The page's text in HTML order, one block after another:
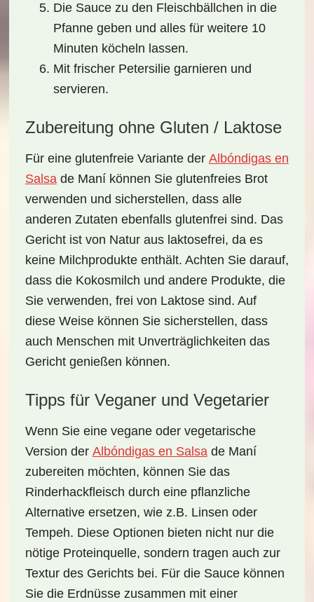
Die Sauce zu den Fleischbällchen in die
Pfanne geben und alles für weitere 10
Minuten köcheln lassen.
Mit frischer Petersilie garnieren und
servieren.
Zubereitung ohne Gluten / Laktose
Für eine glutenfreieVariante der Albóndigas en
Salsade Maní können Sie glutenfreies Brot
verwenden und sicherstellen, dass alle
anderen Zutaten ebenfalls glutenfrei sind. Das
Gericht ist von Natur aus laktosefrei, da es
keine Milchprodukte enthält. Achten Sie darauf,
dass die Kokosmilch und andere Produkte, die
Sie verwenden, frei von Laktose sind. Auf
diese Weise können Sie sicherstellen, dass
auch Menschen mit Unverträglichkeiten das
Gericht genießen können.
Tipps für Veganer und Vegetarier
Wenn Sie eine veganeoder vegetarische
Version der Albóndigas en Salsade Maní
zubereiten möchten, können Sie das
Rinderhackfleisch durch eine pflanzliche
Alternative ersetzen, wie z.B. Linsen oder
Tempeh. Diese Optionen bieten nicht nur die
nötige Proteinquelle, sondern tragen auch zur
Texturdes Gerichts bei. Für die Sauce können
Sie die Erdnüsse zusammen mit einer